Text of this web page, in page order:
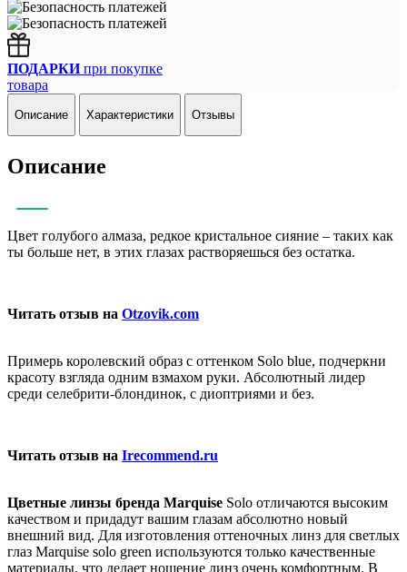
ПОДАРКИпри покупке
товара
Описание Характеристики Отзывы
Описание
Цвет голубого алмаза, редкое кристальное сияние – таких как
ты больше нет, в этих глазах растворяешься без остатка.
Читать отзыв на Otzovik.com
Примерь королевский образ с оттенком Solo blue, подчеркни
красоту взгляда одним взмахом руки. Абсолютный лидер
среди селебрити-блондинок, с диоптриями и без.
Читать отзыв на Irecommend.ru
Цветные линзы бренда Marquise Solo отличаются высоким
качеством и придадут вашим глазам абсолютно новый
внешний вид. Для изготовления оттеночных линз для светлых
глаз Marquise solo green используются только качественные
материалы, что делает ношение линз очень комфортным. В